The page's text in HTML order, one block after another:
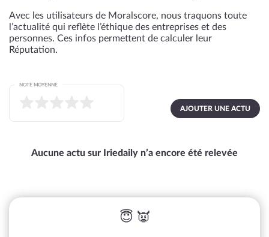
Avec les utilisateurs de Moralscore, nous traquons toute
l’actualité qui reflète l’éthique des entreprises et des
personnes. Ces infos permettent de calculer leur
Réputation.
AJOUTER UNE ACTU
NOTE MOYENNE
Aucune actu sur Iriedaily n’a encore été relevée
😇 👿